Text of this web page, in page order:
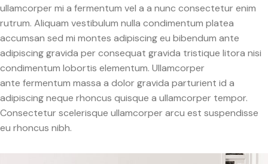
ullamcorper mi a fermentum vel a a nunc consectetur enim
rutrum. Aliquam vestibulum nulla condimentum platea
accumsan sed mi montes adipiscing eu bibendum ante
adipiscing gravida per consequat gravida tristique litora nisi
condimentum lobortis elementum. Ullamcorper
ante fermentum massa a dolor gravida parturient id a
adipiscing neque rhoncus quisque a ullamcorper tempor.
Consectetur scelerisque ullamcorper arcu est suspendisse
eu rhoncus nibh.